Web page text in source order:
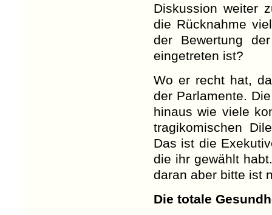
Diskussion weiter
die Rücknahme
der Bewertung
eingetreten ist?
Wo er recht hat,
der Parlamente.
hinaus wie viele
tragikomischen
Das ist die
die ihr gewählt
daran aber bitte ist
Die totale